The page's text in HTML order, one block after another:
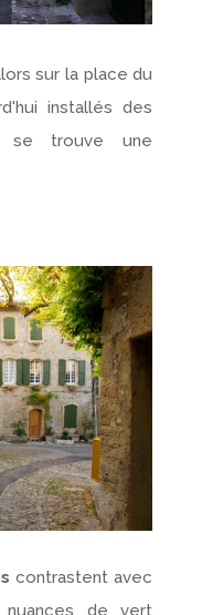
sur la place du
installés des
se trouve une
contrastent avec
de vert